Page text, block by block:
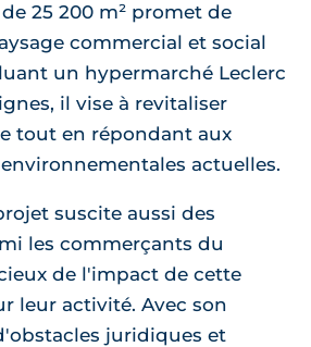
25 200 m² promet de
commercial et social
un hypermarché Leclerc
il vise à revitaliser
tout en répondant aux
actuelles.
suscite aussi des
les commerçants du
de l'impact de cette
leur activité. Avec son
juridiques et